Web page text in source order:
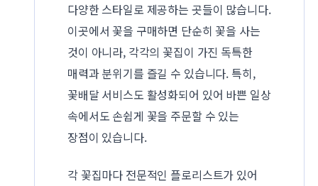
다양한 스타일로 제공하는 곳들이 많습니다.
이곳에서 꽃을 구매하면 단순히 꽃을 사는
것이 아니라, 각각의 꽃집이 가진 독특한
매력과 분위기를 즐길 수 있습니다. 특히,
꽃배달 서비스도 활성화되어 있어 바쁜 일상
속에서도 손쉽게 꽃을 주문할 수 있는
장점이 있습니다.
각 꽃집마다 전문적인 플로리스트가 있어